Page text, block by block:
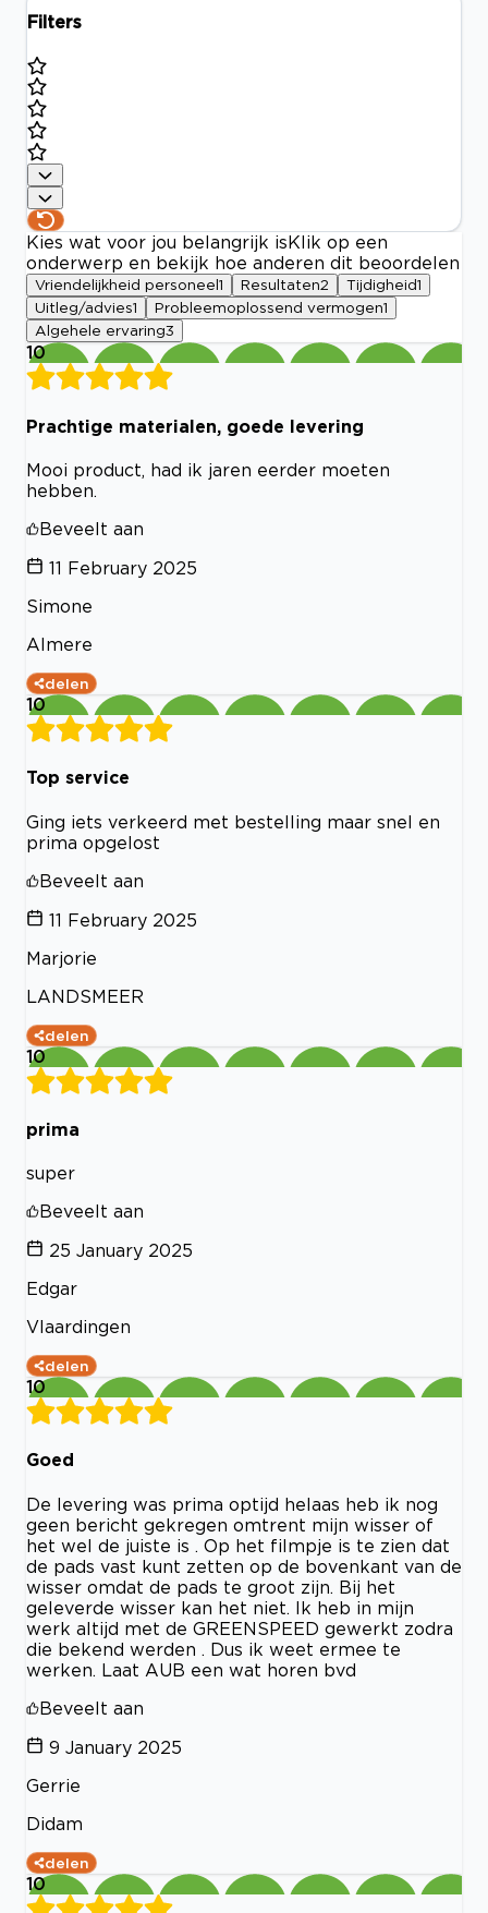
Filters
Kies wat voor jou belangrijk is Klik op een
onderwerp en bekijk hoe anderen dit beoordelen
Vriendelijkheid personeel 1 Resultaten2 Tijdigheid1
Uitleg/advies1 Probleemoplossend vermogen1
Algehele ervaring3
10
Prachtige materialen, goede levering
Mooi product, had ik jaren eerder moeten
hebben.
Beveelt aan
11 February 2025
Simone
Almere
delen
10
Top service
Ging iets verkeerd met bestelling maar snel en
prima opgelost
Beveelt aan
11 February 2025
Marjorie
LANDSMEER
delen
10
prima
super
Beveelt aan
25 January 2025
Edgar
Vlaardingen
delen
10
Goed
De levering was prima optijd helaas heb ik nog
geen bericht gekregen omtrent mijn wisser of
het wel de juiste is . Op het filmpje is te zien dat
de pads vast kunt zetten op de bovenkant van de
wisser omdat de pads te groot zijn. Bij het
geleverde wisser kan het niet. Ik heb in mijn
werk altijd met de GREENSPEED gewerkt zodra
die bekend werden . Dus ik weet ermee te
werken. Laat AUB een wat horen bvd
Beveelt aan
9 January 2025
Gerrie
Didam
delen
10